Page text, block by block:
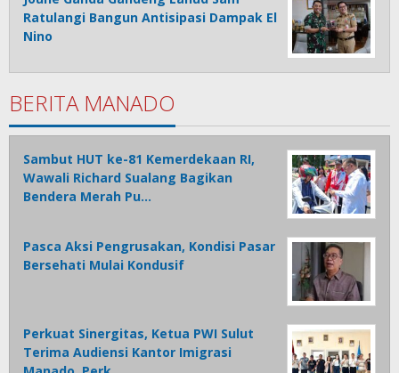
Ratulangi Bangun Antisipasi Dampak El
Nino
BERITA MANADO
Sambut HUT ke-81 Kemerdekaan RI,
Wawali Richard Sualang Bagikan
Bendera Merah Pu…
Pasca Aksi Pengrusakan, Kondisi Pasar
Bersehati Mulai Kondusif
Perkuat Sinergitas, Ketua PWI Sulut
Terima Audiensi Kantor Imigrasi